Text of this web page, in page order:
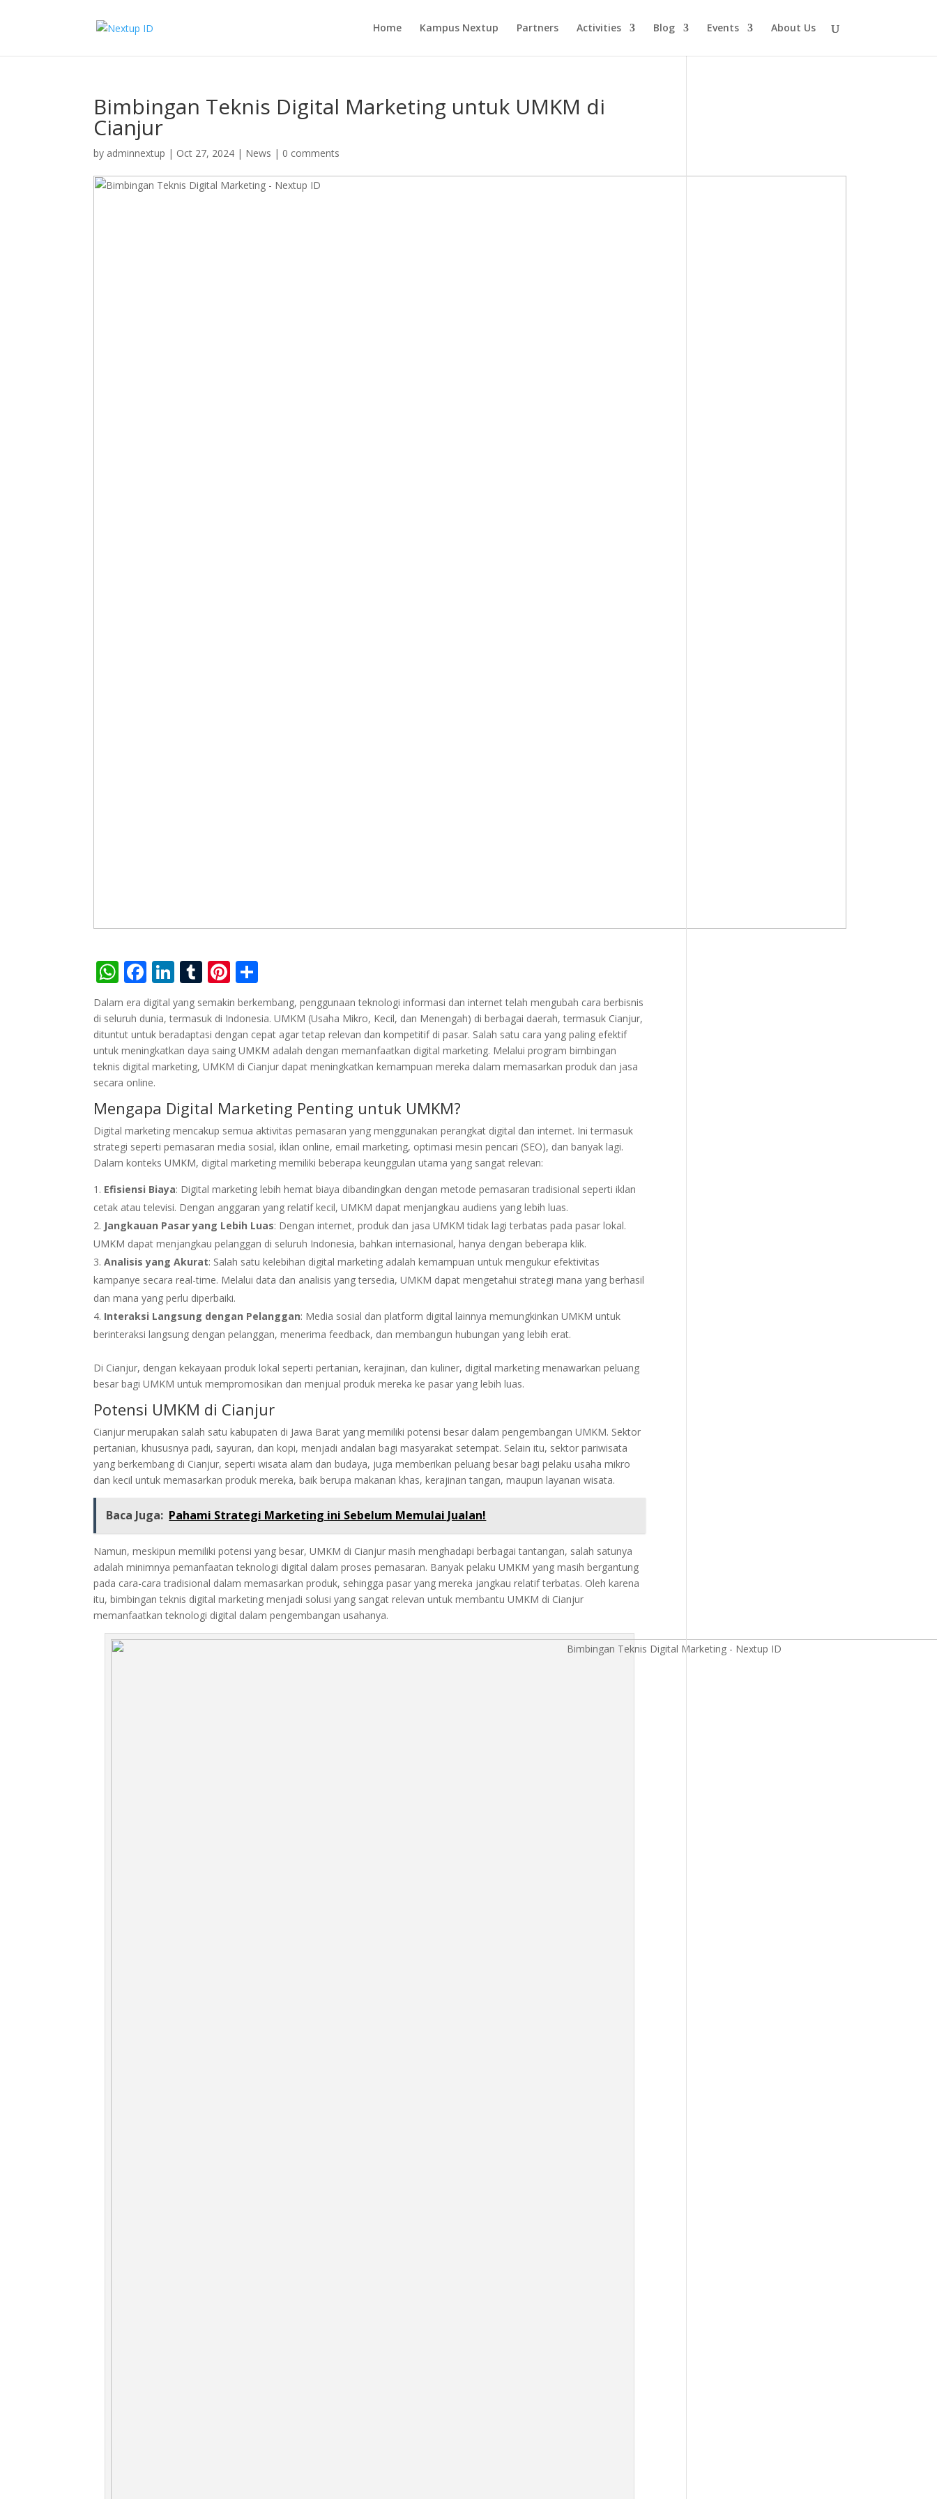
Home Kampus Nextup Partners Activities Blog Events About Us
Bimbingan Teknis Digital Marketing untuk UMKM di
Cianjur
by adminnextup | Oct 27, 2024 | News | 0 comments
W
h
at
s
A
p
p
F
ac
e
b
o
o
k
Li
n
k
e
dI
T
u
m
bl
r
Pi
nt
er
e
st
h
ar
e
Dalam era digital yang semakin berkembang, penggunaan teknologi informasi dan internet telah mengubah cara berbisnis
di seluruh dunia, termasuk di Indonesia. UMKM (Usaha Mikro, Kecil, dan Menengah) di berbagai daerah, termasuk Cianjur,
dituntut untuk beradaptasi dengan cepat agar tetap relevan dan kompetitif di pasar. Salah satu cara yang paling efektif
untuk meningkatkan daya saing UMKM adalah dengan memanfaatkan digital marketing. Melalui program bimbingan
teknis digital marketing, UMKM di Cianjur dapat meningkatkan kemampuan mereka dalam memasarkan produk dan jasa
secara online.
Mengapa Digital Marketing Penting untuk UMKM?
Digital marketing mencakup semua aktivitas pemasaran yang menggunakan perangkat digital dan internet. Ini termasuk
strategi seperti pemasaran media sosial, iklan online, email marketing, optimasi mesin pencari (SEO), dan banyak lagi.
Dalam konteks UMKM, digital marketing memiliki beberapa keunggulan utama yang sangat relevan:
Efisiensi Biaya: Digital marketing lebih hemat biaya dibandingkan dengan metode pemasaran tradisional seperti iklan
cetak atau televisi. Dengan anggaran yang relatif kecil, UMKM dapat menjangkau audiens yang lebih luas.
Jangkauan Pasar yang Lebih Luas: Dengan internet, produk dan jasa UMKM tidak lagi terbatas pada pasar lokal.
UMKM dapat menjangkau pelanggan di seluruh Indonesia, bahkan internasional, hanya dengan beberapa klik.
Analisis yang Akurat: Salah satu kelebihan digital marketing adalah kemampuan untuk mengukur efektivitas
kampanye secara real-time. Melalui data dan analisis yang tersedia, UMKM dapat mengetahui strategi mana yang berhasil
dan mana yang perlu diperbaiki.
Interaksi Langsung dengan Pelanggan: Media sosial dan platform digital lainnya memungkinkan UMKM untuk
berinteraksi langsung dengan pelanggan, menerima feedback, dan membangun hubungan yang lebih erat.
Di Cianjur, dengan kekayaan produk lokal seperti pertanian, kerajinan, dan kuliner, digital marketing menawarkan peluang
besar bagi UMKM untuk mempromosikan dan menjual produk mereka ke pasar yang lebih luas.
Potensi UMKM di Cianjur
Cianjur merupakan salah satu kabupaten di Jawa Barat yang memiliki potensi besar dalam pengembangan UMKM. Sektor
pertanian, khususnya padi, sayuran, dan kopi, menjadi andalan bagi masyarakat setempat. Selain itu, sektor pariwisata
yang berkembang di Cianjur, seperti wisata alam dan budaya, juga memberikan peluang besar bagi pelaku usaha mikro
dan kecil untuk memasarkan produk mereka, baik berupa makanan khas, kerajinan tangan, maupun layanan wisata.
Baca Juga: Pahami Strategi Marketing ini Sebelum Memulai Jualan!
Namun, meskipun memiliki potensi yang besar, UMKM di Cianjur masih menghadapi berbagai tantangan, salah satunya
adalah minimnya pemanfaatan teknologi digital dalam proses pemasaran. Banyak pelaku UMKM yang masih bergantung
pada cara-cara tradisional dalam memasarkan produk, sehingga pasar yang mereka jangkau relatif terbatas. Oleh karena
itu, bimbingan teknis digital marketing menjadi solusi yang sangat relevan untuk membantu UMKM di Cianjur
memanfaatkan teknologi digital dalam pengembangan usahanya.